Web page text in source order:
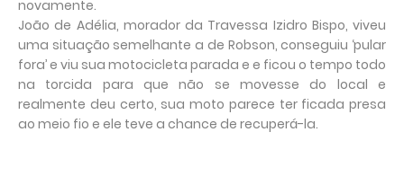
novamente.
João de Adélia, morador da Travessa Izidro Bispo, viveu
uma situação semelhante a de Robson, conseguiu ‘pular
fora’ e viu sua motocicleta parada e e ficou o tempo todo
na torcida para que não se movesse do local e
realmente deu certo, sua moto parece ter ficada presa
ao meio fio e ele teve a chance de recuperá-la.